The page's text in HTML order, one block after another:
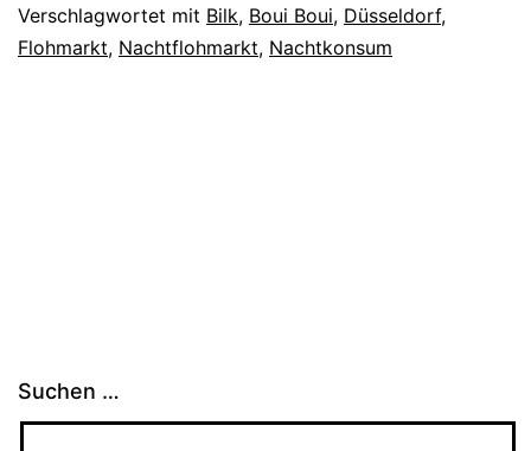
r
ö
t
Verschlagwortet mit Bilk, Boui Boui, Düsseldorf,
Flohmarkt, Nachtflohmarkt, Nachtkonsum
Suchen …